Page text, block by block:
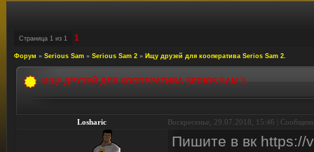
Страница 1 из 1 1
Форум » Serious Sam » Serious Sam 2 » Ищу друзей для кооператива Serios Sam 2.
ИЩУ ДРУЗЕЙ ДЛЯ КООПЕРАТИВА SERIOS SAM 2.
Losharic Воскресенье, 29.07.2018, 15:46 |
Пишите в вк https://